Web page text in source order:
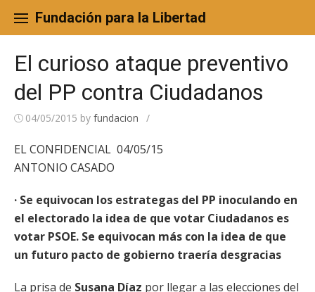
content
Fundación para la Libertad
El curioso ataque preventivo
del PP contra Ciudadanos
04/05/2015 by fundacion /
EL CONFIDENCIAL 04/05/15
ANTONIO CASADO
· Se equivocan los estrategas del PP inoculando en
el electorado la idea de que votar Ciudadanos es
votar PSOE. Se equivocan más con la idea de que
un futuro pacto de gobierno traería desgracias
La prisa de Susana Díaz por llegar a las elecciones del